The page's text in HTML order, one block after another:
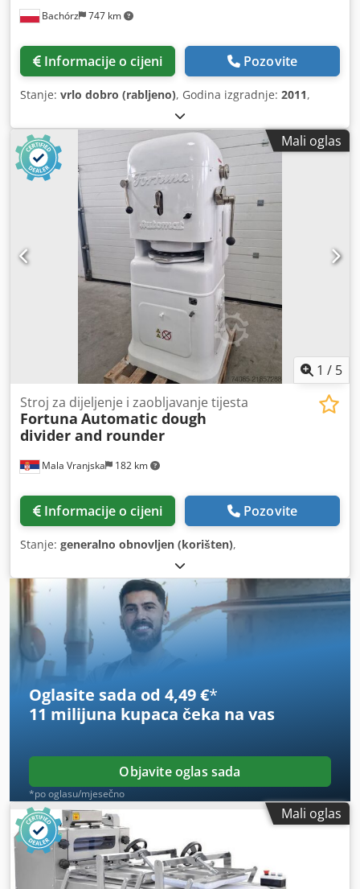
Bachórz 747 km
Informacije o cijeni Pozovite
Stanje: vrlo dobro (rabljeno), Godina izgradnje: 2011,
Mali oglas
1 / 5
Mala Vranjska 182 km
Stroj za dijeljenje i zaobljavanje tijesta
Fortuna Automatic dough
divider and rounder
Informacije o cijeni Pozovite
Stanje: generalno obnovljen (korišten),
Oglasite sada od 4,49 €*
11 milijuna kupaca čeka na vas
Objavite oglas sada
*po oglasu/mjesečno
Mali oglas